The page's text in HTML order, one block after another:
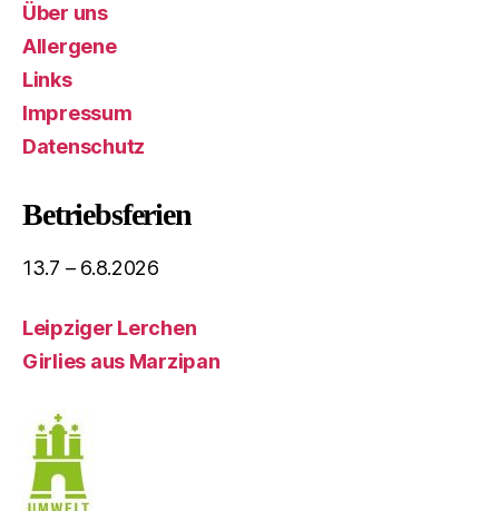
Über uns
Allergene
Links
Impressum
Datenschutz
Betriebsferien
13.7 – 6.8.2026
Leipziger Lerchen
Girlies aus Marzipan